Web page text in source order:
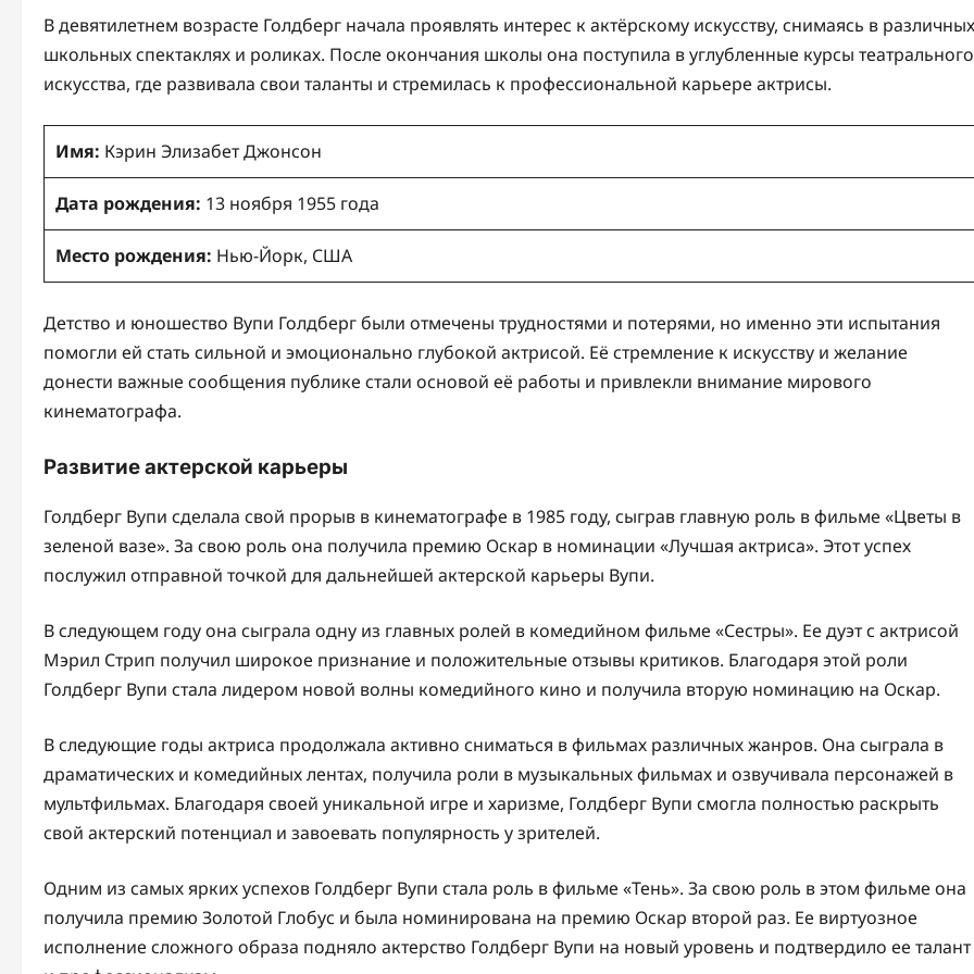
В девятилетнем возрасте Голдберг начала проявлять интерес к актёрскому искусству, снимаясь в различных
школьных спектаклях и роликах. После окончания школы она поступила в углубленные курсы театрального
искусства, где развивала свои таланты и стремилась к профессиональной карьере актрисы.
Имя: Кэрин Элизабет Джонсон
Дата рождения: 13 ноября 1955 года
Место рождения: Нью-Йорк, США
Детство и юношество Вупи Голдберг были отмечены трудностями и потерями, но именно эти испытания
помогли ей стать сильной и эмоционально глубокой актрисой. Её стремление к искусству и желание
донести важные сообщения публике стали основой её работы и привлекли внимание мирового
кинематографа.
Развитие актерской карьеры
Голдберг Вупи сделала свой прорыв в кинематографе в 1985 году, сыграв главную роль в фильме «Цветы в
зеленой вазе». За свою роль она получила премию Оскар в номинации «Лучшая актриса». Этот успех
послужил отправной точкой для дальнейшей актерской карьеры Вупи.
В следующем году она сыграла одну из главных ролей в комедийном фильме «Сестры». Ее дуэт с актрисой
Мэрил Стрип получил широкое признание и положительные отзывы критиков. Благодаря этой роли
Голдберг Вупи стала лидером новой волны комедийного кино и получила вторую номинацию на Оскар.
В следующие годы актриса продолжала активно сниматься в фильмах различных жанров. Она сыграла в
драматических и комедийных лентах, получила роли в музыкальных фильмах и озвучивала персонажей в
мультфильмах. Благодаря своей уникальной игре и харизме, Голдберг Вупи смогла полностью раскрыть
свой актерский потенциал и завоевать популярность у зрителей.
Одним из самых ярких успехов Голдберг Вупи стала роль в фильме «Тень». За свою роль в этом фильме она
получила премию Золотой Глобус и была номинирована на премию Оскар второй раз. Ее виртуозное
исполнение сложного образа подняло актерство Голдберг Вупи на новый уровень и подтвердило ее талант